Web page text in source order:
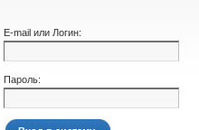
E-mail или Логин:
Пароль: